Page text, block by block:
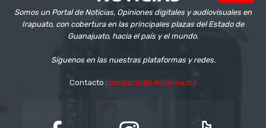
Somos un Portal de Noticias, Opiniones digitales y audiovisuales en
Irapuato, con cobertura en las principales plazas del Estado de
Guanajuato, hacia el país y el mundo.
Síguenos en las nuestras plataformas y redes.
Contacto : contacto@t-informa.mx